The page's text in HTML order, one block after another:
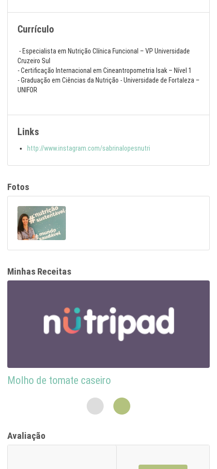
Currículo
- Especialista em Nutrição Clínica Funcional – VP Universidade
Cruzeiro Sul
- Certificação Internacional em Cineantropometria Isak – Nível 1
- Graduação em Ciências da Nutrição - Universidade de Fortaleza –
UNIFOR
Links
http://www.instagram.com/sabrinalopesnutri
Fotos
Minhas Receitas
Molho de tomate caseiro
Avaliação